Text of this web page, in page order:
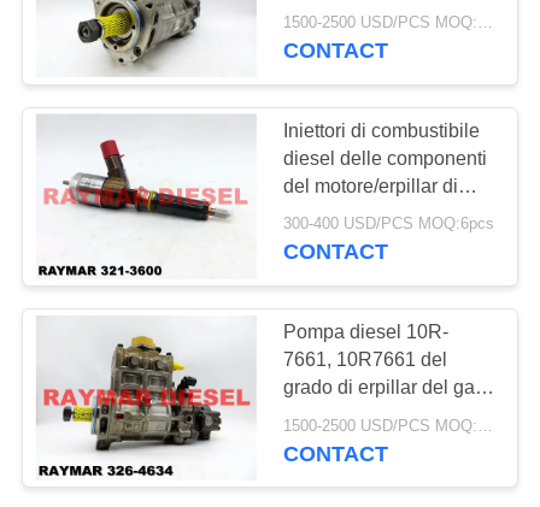
CONTROLLO
DI
QUALITÀ
CONTATTICI
RICHIEDA
UNA
CITAZIONE
MAPPA
DEL
delle componenti del
motore/erpillar del gatto
1500-2500 USD/PCS MOQ:1pcs
CONTACT
Iniettori di combustibile
diesel delle componenti
del motore/erpillar di
erpillar di mero degli
accessori 321-3600,
300-400 USD/PCS MOQ:6pcs
CONTACT
Pompa diesel 10R-
7661, 10R7661 del
grado di erpillar del gatto
diesel ad alto livello
delle componenti del
CONTACT